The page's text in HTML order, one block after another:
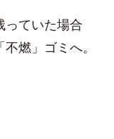
っていた場合
燃」ゴミへ。